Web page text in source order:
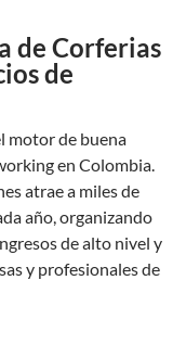
de Corferias
de
motor de buena
en Colombia.
atrae a miles de
año, organizando
de alto nivel y
y profesionales de